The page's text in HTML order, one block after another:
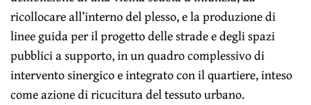
ricollocare all’interno del plesso, e la produzione di
linee guida per il progetto delle strade e degli spazi
pubblici a supporto, in un quadro complessivo di
intervento sinergico e integrato con il quartiere, inteso
come azione di ricucitura del tessuto urbano.